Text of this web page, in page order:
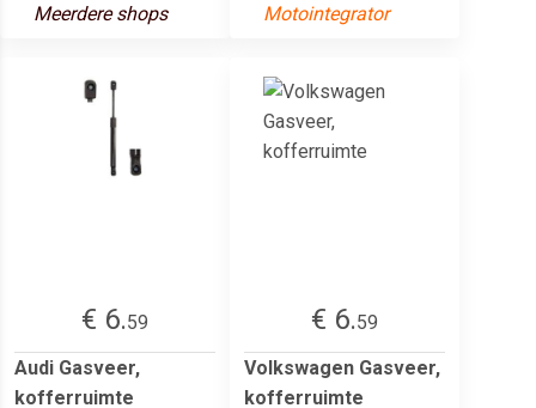
Meerdere shops
Motointegrator
€ 6.59
Audi Gasveer,
kofferruimte
€ 6.59
Volkswagen Gasveer,
kofferruimte